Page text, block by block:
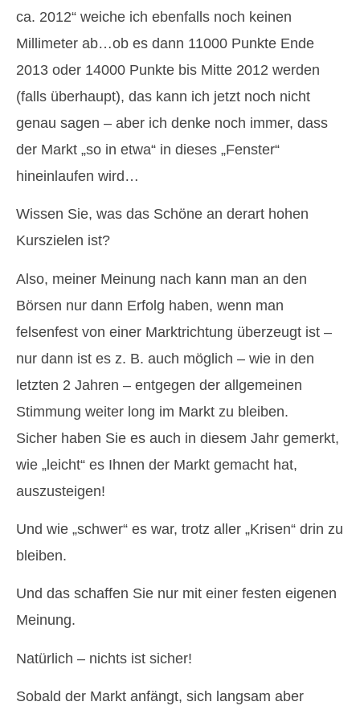
ca. 2012“ weiche ich ebenfalls noch keinen
Millimeter ab…ob es dann 11000 Punkte Ende
2013 oder 14000 Punkte bis Mitte 2012 werden
(falls überhaupt), das kann ich jetzt noch nicht
genau sagen – aber ich denke noch immer, dass
der Markt „so in etwa“ in dieses „Fenster“
hineinlaufen wird…
Wissen Sie, was das Schöne an derart hohen
Kurszielen ist?
Also, meiner Meinung nach kann man an den
Börsen nur dann Erfolg haben, wenn man
felsenfest von einer Marktrichtung überzeugt ist –
nur dann ist es z. B. auch möglich – wie in den
letzten 2 Jahren – entgegen der allgemeinen
Stimmung weiter long im Markt zu bleiben.
Sicher haben Sie es auch in diesem Jahr gemerkt,
wie „leicht“ es Ihnen der Markt gemacht hat,
auszusteigen!
Und wie „schwer“ es war, trotz aller „Krisen“ drin zu
bleiben.
Und das schaffen Sie nur mit einer festen eigenen
Meinung.
Natürlich – nichts ist sicher!
Sobald der Markt anfängt, sich langsam aber